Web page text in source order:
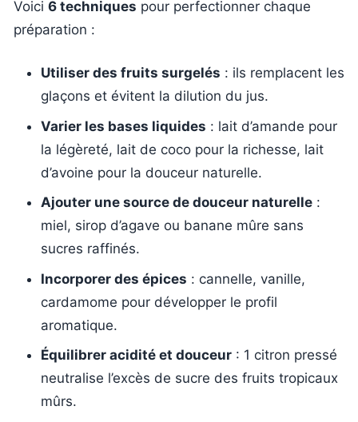
Voici 6 techniques pour perfectionner chaque
préparation :
Utiliser des fruits surgelés : ils remplacent les
glaçons et évitent la dilution du jus.
Varier les bases liquides : lait d’amande pour
la légèreté, lait de coco pour la richesse, lait
d’avoine pour la douceur naturelle.
Ajouter une source de douceur naturelle :
miel, sirop d’agave ou banane mûre sans
sucres raffinés.
Incorporer des épices : cannelle, vanille,
cardamome pour développer le profil
aromatique.
Équilibrer acidité et douceur : 1 citron pressé
neutralise l’excès de sucre des fruits tropicaux
mûrs.